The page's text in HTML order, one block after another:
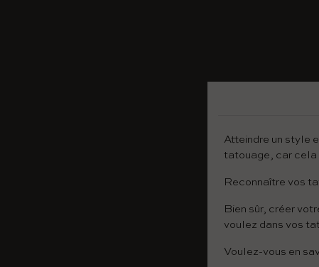
Atteindre un style
tatouage, car cela
Reconnaître vos
Bien sûr, créer
voulez dans vos
Voulez-vous en